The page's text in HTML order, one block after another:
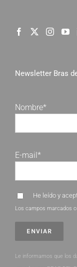
Newsletter Bras
Nombre*
E-mail*
He leído y
Los campos marcados
Le informamos que los